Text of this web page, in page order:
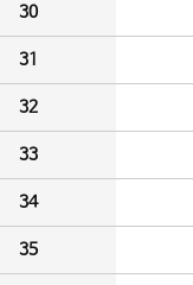
30
31
32
33
34
35